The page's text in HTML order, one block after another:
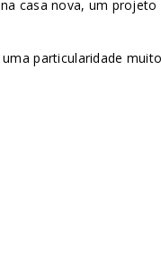
casa nova, um
particularidade